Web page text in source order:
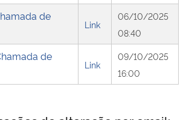
de
Link
06/10/2025
08:40
de
Link
09/10/2025
16:00